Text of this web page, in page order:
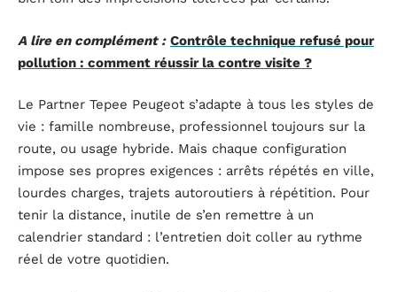
A lire en complément : Contrôle technique refusé pour
pollution : comment réussir la contre visite ?
Le Partner Tepee Peugeot s’adapte à tous les styles de
vie : famille nombreuse, professionnel toujours sur la
route, ou usage hybride. Mais chaque configuration
impose ses propres exigences : arrêts répétés en ville,
lourdes charges, trajets autoroutiers à répétition. Pour
tenir la distance, inutile de s’en remettre à un
calendrier standard : l’entretien doit coller au rythme
réel de votre quotidien.